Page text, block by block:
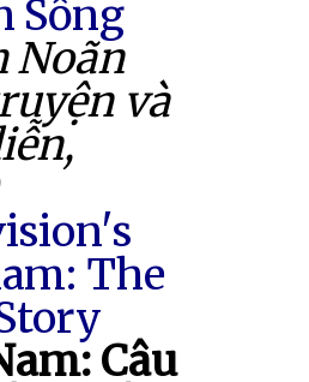
Sống
Noãn
và
The
Câu